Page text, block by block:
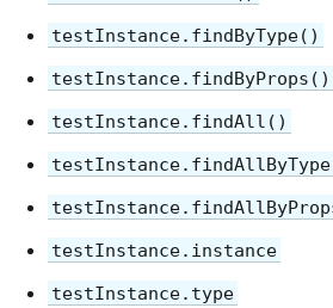
testInstance.findByType()
testInstance.findByProps()
testInstance.findAll()
testInstance.instance
testInstance.type
Политика версионирования
Виртуальный DOM и детали